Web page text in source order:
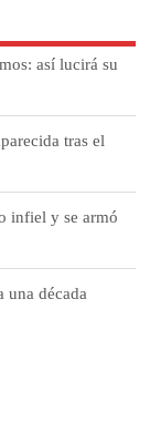
así lucirá su
tras el
infiel y se armó
una década